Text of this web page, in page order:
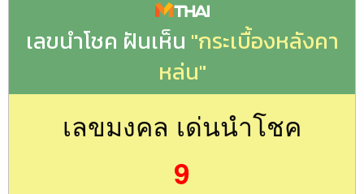
เลขนำโชค ฝันเห็น "กระเบื้องหลังคา
หล่น"
เลขมงคล เด่นนำโชค
9